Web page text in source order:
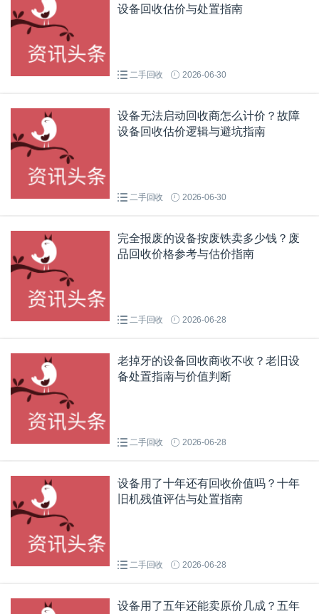
设备回收估价与处置指南
二手回收 2026-06-30
设备无法启动回收商怎么计价？故障
设备回收估价逻辑与避坑指南
二手回收 2026-06-30
完全报废的设备按废铁卖多少钱？废
品回收价格参考与估价指南
二手回收 2026-06-28
老掉牙的设备回收商收不收？老旧设
备处置指南与价值判断
二手回收 2026-06-28
设备用了十年还有回收价值吗？十年
旧机残值评估与处置指南
二手回收 2026-06-28
设备用了五年还能卖原价几成？五年